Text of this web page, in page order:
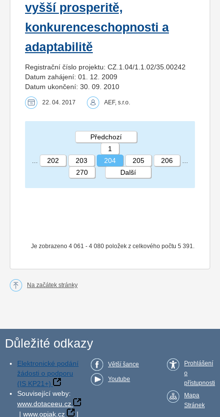
vyšší prosperitě,
konkurenceschopnosti a
adaptabilitě
Registrační číslo projektu: CZ.1.04/1.1.02/35.00242
Datum zahájení: 01. 12. 2009
Datum ukončení: 30. 09. 2010
22. 04. 2017 AEF, s.r.o.
STRÁNKA 204 270
Je zobrazeno 4 061 - 4 080 položek z celkového počtu 5 391.
Předchozí
1
202 203 204 205 206
270
Další
Na začátek stránky
Důležité odkazy
Elektronické podání
žádosti o podporu
(IS KP21+)
Související weby:
www.dotaceeu.cz
| www.opjak.cz |
Větší šance
Youtube
Prohlášení
o
přístupnosti
Mapa
Stránek